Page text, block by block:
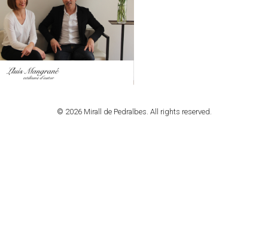
© 2026 Mirall de Pedralbes. All rights reserved.